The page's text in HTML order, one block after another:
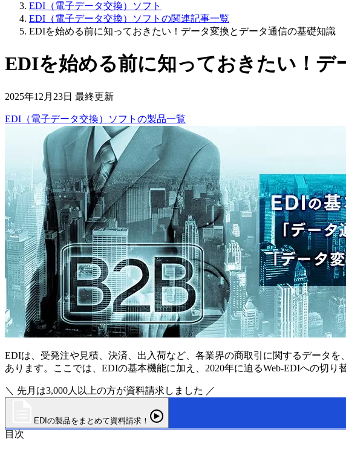
EDI（電子データ交換）ソフト
EDI（電子データ交換）ソフトの関連記事一覧
EDIを始める前に知っておきたい！データ変換とデータ通信の基礎知識
EDIを始める前に知っておきたい！デ
2025年12月23日 最終更新
EDI（電子データ交換）ソフト の製品一覧
EDIは、受発注や見積、決済、出入荷など、各業界の商取引に関するデータ
あります。ここでは、EDIの基本機能に加え、2020年に迫るWeb-EDIへの切り
＼ 先月は3,000人以上の方が資料請求しました ／
EDIの製品をまとめて資料請求！
目次